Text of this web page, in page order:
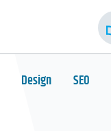
Design SEO